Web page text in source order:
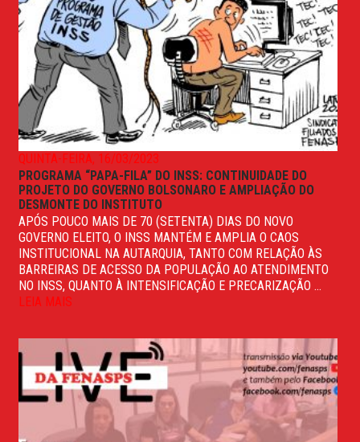
QUINTA-FEIRA, 16/03/2023
PROGRAMA “PAPA-FILA” DO INSS: CONTINUIDADE DO
PROJETO DO GOVERNO BOLSONARO E AMPLIAÇÃO DO
DESMONTE DO INSTITUTO
APÓS POUCO MAIS DE 70 (SETENTA) DIAS DO NOVO
GOVERNO ELEITO, O INSS MANTÉM E AMPLIA O CAOS
INSTITUCIONAL NA AUTARQUIA, TANTO COM RELAÇÃO ÀS
BARREIRAS DE ACESSO DA POPULAÇÃO AO ATENDIMENTO
NO INSS, QUANTO À INTENSIFICAÇÃO E PRECARIZAÇÃO ...
LEIA MAIS